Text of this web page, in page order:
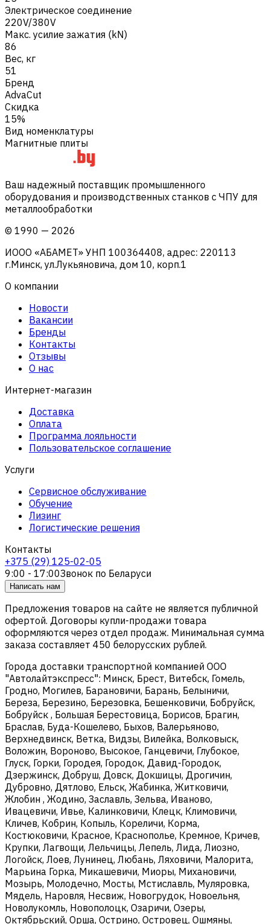
Электрическое соединение
220V/380V
Макс. усилие зажатия (kN)
86
Вес, кг
51
Бренд
AdvaCut
Скидка
15%
Вид номенклатуры
Магнитные плиты
Ваш надежный поставщик промышленного
оборудования и производственных станков с ЧПУ для
металлообработки
© 1990 — 2026
ИООО «АБАМЕТ» УНП 100364408, адрес: 220113
г.Минск, ул.Лукьяновича, дом 10, корп.1
О компании
Новости
Вакансии
Бренды
Контакты
Отзывы
О нас
Интернет-магазин
Доставка
Оплата
Программа лояльности
Пользовательское соглашение
Услуги
Сервисное обслуживание
Обучение
Лизинг
Логистические решения
Контакты
+375 (29) 125-02-05
9:00 - 17:00Звонок по Беларуси
Написать нам
Предложения товаров на сайте не является публичной
офертой. Договоры купли-продажи товара
оформляются через отдел продаж. Минимальная сумма
заказа составляет 450 белорусских рублей.
Города доставки транспортной компанией ООО
"Автолайтэкспресс": Минск, Брест, Витебск, Гомель,
Гродно, Могилев, Барановичи, Барань, Белыничи,
Береза, Березино, Березовка, Бешенковичи, Бобруйск,
Бобруйск , Большая Берестовица, Борисов, Брагин,
Браслав, Буда-Кошелево, Быхов, Валерьяново,
Верхнедвинск, Ветка, Видзы, Вилейка, Волковыск,
Воложин, Вороново, Высокое, Ганцевичи, Глубокое,
Глуск, Горки, Городея, Городок, Давид-Городок,
Дзержинск, Добруш, Довск, Докшицы, Дрогичин,
Дубровно, Дятлово, Ельск, Жабинка, Житковичи,
Жлобин , Жодино, Заславль, Зельва, Иваново,
Ивацевичи, Ивье, Калинковичи, Клецк, Климовичи,
Кличев, Кобрин, Копыль, Кореличи, Корма,
Костюковичи, Красное, Краснополье, Кремное, Кричев,
Крупки, Лагвощи, Лельчицы, Лепель, Лида, Лиозно,
Логойск, Лоев, Лунинец, Любань, Ляховичи, Малорита,
Марьина Горка, Микашевичи, Миоры, Михановичи,
Мозырь, Молодечно, Мосты, Мстиславль, Муляровка,
Мядель, Наровля, Несвиж, Новогрудок, Новоельня,
Новолукомль, Новополоцк, Озаричи, Озеры,
Октябрьский, Орша, Острино, Островец, Ошмяны,